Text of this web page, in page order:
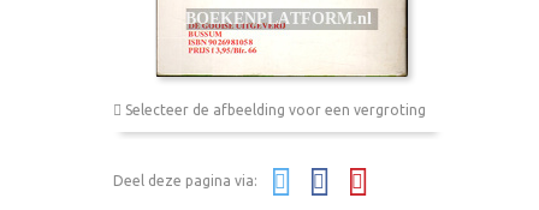
Selecteer de afbeelding voor een vergroting
Deel deze pagina via: